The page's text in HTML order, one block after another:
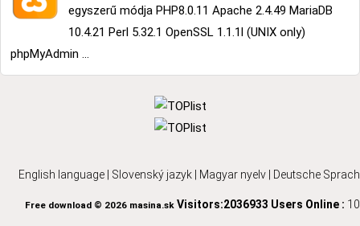
egyszerű módja PHP8.0.11 Apache 2.4.49 MariaDB
10.4.21 Perl 5.32.1 OpenSSL 1.1.1l (UNIX only)
phpMyAdmin ...
English language Slovenský jazyk Magyar nyelv Deutsche
Free download © 2026 masina.skVisitors:2036933 Users Online : 10